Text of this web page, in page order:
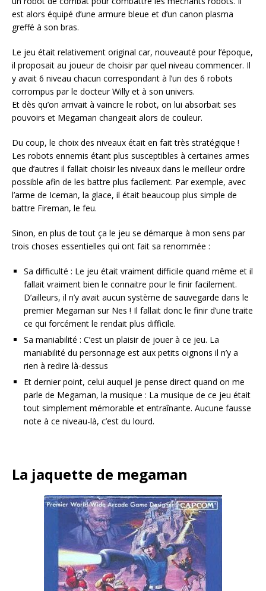
est alors équipé d’une armure bleue et d’un canon plasma
greffé à son bras.
Le jeu était relativement original car, nouveauté pour l’époque,
il proposait au joueur de choisir par quel niveau commencer. Il
y avait 6 niveau chacun correspondant à l’un des 6 robots
corrompus par le docteur Willy et à son univers.
Et dès qu’on arrivait à vaincre le robot, on lui absorbait ses
pouvoirs et Megaman changeait alors de couleur.
Du coup, le choix des niveaux était en fait très stratégique !
Les robots ennemis étant plus susceptibles à certaines armes
que d’autres il fallait choisir les niveaux dans le meilleur ordre
possible afin de les battre plus facilement. Par exemple, avec
l’arme de Iceman, la glace, il était beaucoup plus simple de
battre Fireman, le feu.
Sinon, en plus de tout ça le jeu se démarque à mon sens par
trois choses essentielles qui ont fait sa renommée :
Sa difficulté : Le jeu était vraiment difficile quand même et il
fallait vraiment bien le connaitre pour le finir facilement.
D’ailleurs, il n’y avait aucun système de sauvegarde dans le
premier Megaman sur Nes ! Il fallait donc le finir d’une traite
ce qui forcément le rendait plus difficile.
Sa maniabilité : C’est un plaisir de jouer à ce jeu. La
maniabilité du personnage est aux petits oignons il n’y a
rien à redire là-dessus
Et dernier point, celui auquel je pense direct quand on me
parle de Megaman, la musique : La musique de ce jeu était
tout simplement mémorable et entraînante. Aucune fausse
note à ce niveau-là, c’est du lourd.
La jaquette de megaman